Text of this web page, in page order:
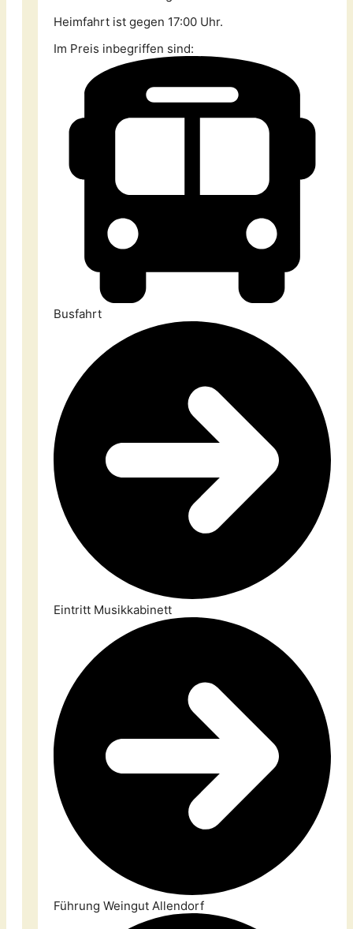
Heimfahrt ist gegen 17:00 Uhr.
Im Preis inbegriffen sind:
Busfahrt
Eintritt Musikkabinett
Führung Weingut Allendorf